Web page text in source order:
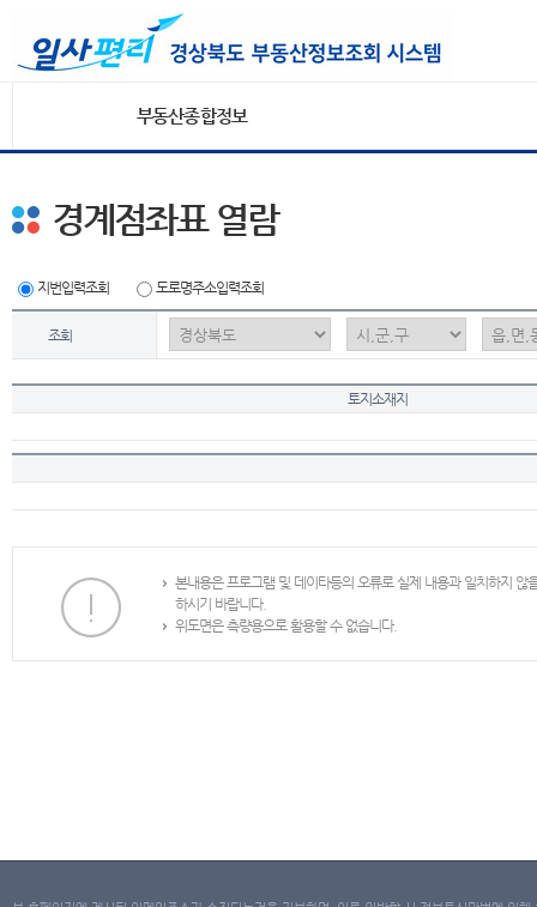
부동산종합정보
경계점좌표 열람
지번입력조회 도로명주소입력조회
조회
토지소재지
본내용은 프로그램 및 데이타등의 오류로 실제 내용과 일치하지
하시기 바랍니다.
위도면은 측량용으로 활용할 수 없습니다.